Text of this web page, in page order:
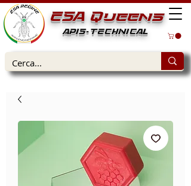
ESA Queens
APIS-TECHNICAL